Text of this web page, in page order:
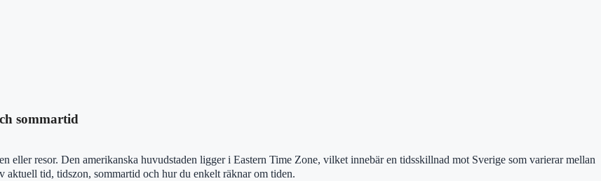
sommartid
resor. Den amerikanska huvudstaden ligger i Eastern Time Zone, vilket innebär en tidsskillnad mot Sverige som varierar mellan
aktuell tid, tidszon, sommartid och hur du enkelt räknar om tiden.